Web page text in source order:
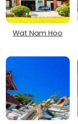
Wat Nam Hoo